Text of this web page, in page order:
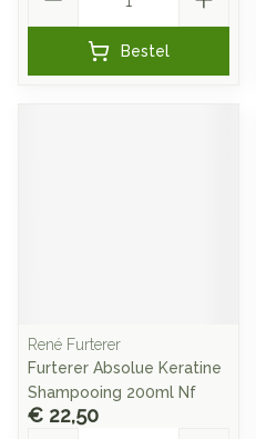
Bestel
René Furterer
Furterer Absolue Keratine
Shampooing 200ml Nf
€ 22,50